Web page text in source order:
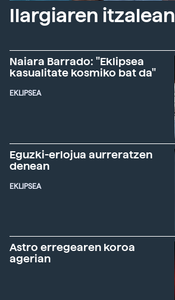
Ilargiaren itzalean
Naiara Barrado: "Eklipsea
kasualitate kosmiko bat da"
EKLIPSEA
Eguzki-erlojua aurreratzen
denean
EKLIPSEA
Astro erregearen koroa
agerian